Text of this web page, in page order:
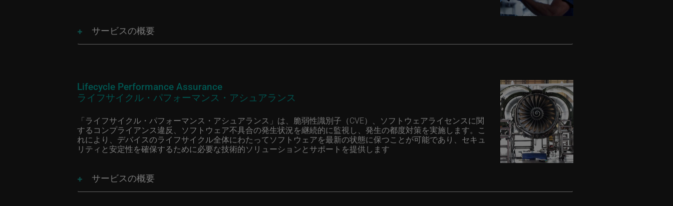
サービスの概要
Lifecycle Performance Assurance
ライフサイクル・パフォーマンス・アシュアランス
「ライフサイクル・パフォーマンス・アシュアランス」は、脆弱性識別子（CVE）、ソフトウェアライセンスに関
するコンプライアンス違反、ソフトウェア不具合の発生状況を継続的に監視し、発生の都度対策を実施します。こ
れにより、デバイスのライフサイクル全体にわたってソフトウェアを最新の状態に保つことが可能であり、セキュ
リティと安定性を確保するために必要な技術的ソリューションとサポートを提供します
サービスの概要